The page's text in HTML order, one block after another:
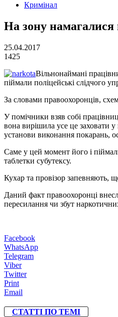
Кримінал
На зону намагалися
25.04.2017
1425
Вільнонаймані
піймали поліцейські слідчого
За словами правоохоронців,
У помічники взяв собі
вона вирішила усе це заховати
установи виконання покарань,
Саме у цей момент його і
таблетки субутексу.
Кухар та провізор запевняють,
Даний факт правоохоронці
пересилання чи збут
Facebook
WhatsApp
Telegram
Viber
Twitter
Print
Email
СТАТТІ ПО ТЕМІ